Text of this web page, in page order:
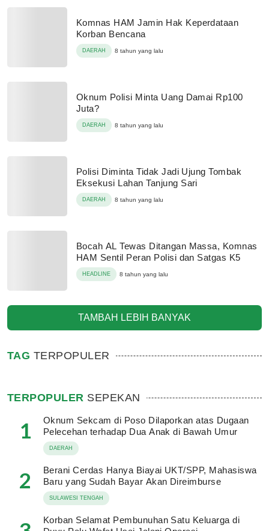
Komnas HAM Jamin Hak Keperdataan
Korban Bencana
DAERAH 8 tahun yang lalu
Oknum Polisi Minta Uang Damai Rp100
Juta?
DAERAH 8 tahun yang lalu
Polisi Diminta Tidak Jadi Ujung Tombak
Eksekusi Lahan Tanjung Sari
DAERAH 8 tahun yang lalu
Bocah AL Tewas Ditangan Massa, Komnas
HAM Sentil Peran Polisi dan Satgas K5
HEADLINE 8 tahun yang lalu
TAMBAH LEBIH BANYAK
TAG TERPOPULER
TERPOPULER SEPEKAN
1
Oknum Sekcam di Poso Dilaporkan atas Dugaan
Pelecehan terhadap Dua Anak di Bawah Umur
DAERAH
2
Berani Cerdas Hanya Biayai UKT/SPP, Mahasiswa
Baru yang Sudah Bayar Akan Direimburse
SULAWESI TENGAH
Korban Selamat Pembunuhan Satu Keluarga di